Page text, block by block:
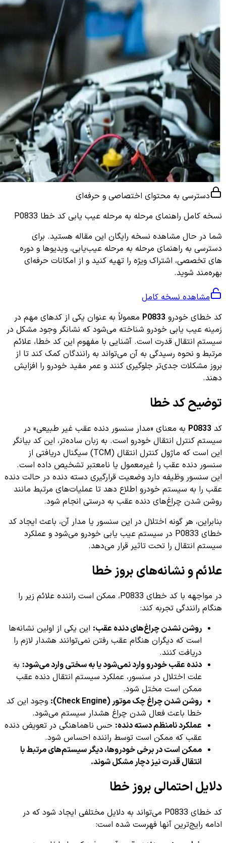
دسترسی به محتوای اختصاصی و حرفه‌ای
نسخه کامل راهنمای مرحله به مرحله عیب یابی کد خطا P0833
شما در حال مشاهده نسخه رایگان این مقاله هستید. برای
دسترسی به راهنمای مرحله به مرحله عیب‌یابی، ویدیوها و دوره
های تخصصی، اشتراک ویژه را تهیه کنید و از امکانات حرفه‌ای
بهره‌مند شوید.
مشاهده نسخه کامل
کد خطای خودرو P0833 معمولاً به عنوان یکی از کدهای مهم در
زمینه عیب یابی خودرو شناخته می‌شود که نشانگر وجود مشکل در
سیستم انتقال قدرت است. آشنایی با مفهوم این کد خطا، علائم
مرتبط و نحوه رسیدگی به آن می‌تواند به رانندگان کمک کند تا از
بروز مشکلات جدی‌تر جلوگیری کنند و عمر مفید خودرو را افزایش
دهند.
توضیح کد خطا
کد P0833 به معنای «مدار سنسور دنده عقب غیر طبیعی» در
سیستم کنترل انتقال خودرو است. به زبان ساده‌تر، این کد بیانگر
این است که ماژول کنترل انتقال (TCM) سیگنال دریافتی از
سنسور دنده عقب را غیرمعمول یا نامعتبر تشخیص داده است.
این سنسور وظیفه دارد وضعیت قرارگیری دسته دنده در حالت دنده
عقب را به سیستم خودرو اطلاع دهد تا عملیات‌های مرتبط مانند
روشن شدن چراغ‌های دنده عقب به درستی انجام شود.
بنابراین، هر گونه اختلال در این سنسور یا مدار آن، باعث ایجاد کد
خطای P0833 در سیستم عیب یابی خودرو می‌شود و عملکرد
سیستم انتقال را تحت تاثیر قرار می‌دهد.
علائم و نشانه‌های بروز خطا
در مواجهه با کد خطای P0833، ممکن است راننده علائم زیر را
هنگام رانندگی تجربه کند:
روشن نشدن چراغ‌های دنده عقب: این یکی از اولین نشانه‌ها
است که دیگران هنگام عقب رفتن نمی‌توانند هشدار لازم را
دریافت کنند.
دنده عقب خودرو وارد نمی‌شود یا به سختی وارد می‌شود: به
علت اختلال در سنسور، عملکرد سیستم انتقال دنده عقب
ممکن است مختل شود.
روشن شدن چراغ چک موتور (Check Engine):
وجود این کد
خطا باعث فعال شدن چراغ هشدار سیستم می‌شود.
عملکرد نامنظم دسته دنده: حس ناهماهنگی در تعویض دنده
عقب که ممکن است توسط راننده احساس شود.
ممکن است در برخی خودروها، دیگر سیستم‌های مرتبط با
انتقال قدرت نیز دچار مشکل شوند.
دلایل احتمالی بروز خطا
کد خطای P0833 می‌تواند به دلایل مختلفی ایجاد شود که در
ادامه رایج‌ترین آنها فهرست شده است: